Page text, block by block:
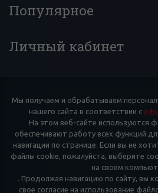
Популярное
Личный кабинет
Мы получаем и обрабатываем
нашего сайта в соответствии с
На этом веб-сайте используются
обеспечивают работу всех функций
навигации по странице. Если вы не
файлы cookie, пожалуйста, выберите
на своем
. Продолжая навигацию по сайту, вы
свое согласие на использование